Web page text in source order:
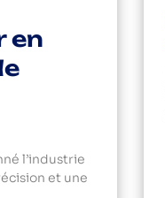
en
l’industrie
et une